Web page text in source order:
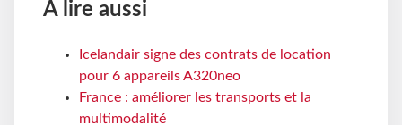
À lire aussi
Icelandair signe des contrats de location
pour 6 appareils A320neo
France : améliorer les transports et la
multimodalité